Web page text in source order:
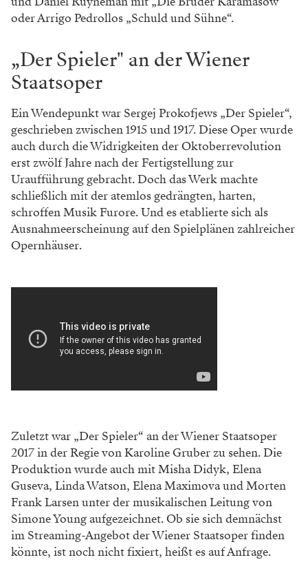
oder Arrigo Pedrollos „Schuld und Sühne“.
„Der Spieler" an der Wiener
Staatsoper
Ein Wendepunkt war Sergej Prokofjews „Der Spieler“,
geschrieben zwischen 1915 und 1917. Diese Oper wurde
auch durch die Widrigkeiten der Oktoberrevolution
erst zwölf Jahre nach der Fertigstellung zur
Uraufführung gebracht. Doch das Werk machte
schließlich mit der atemlos gedrängten, harten,
schroffen Musik Furore. Und es etablierte sich als
Ausnahmeerscheinung auf den Spielplänen zahlreicher
Opernhäuser.
Zuletzt war „Der Spieler“ an der Wiener Staatsoper
2017 in der Regie von Karoline Gruber zu sehen. Die
Produktion wurde auch mit Misha Didyk, Elena
Guseva, Linda Watson, Elena Maximova und Morten
Frank Larsen unter der musikalischen Leitung von
Simone Young aufgezeichnet. Ob sie sich demnächst
im Streaming-Angebot der Wiener Staatsoper finden
könnte, ist noch nicht fixiert, heißt es auf Anfrage.